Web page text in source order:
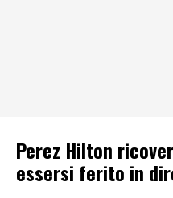
Perez Hilton
essersi ferito in